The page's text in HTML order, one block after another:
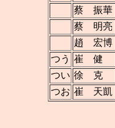
蔡 振華
蔡 明亮
趙 宏博
つう 崔 健
つい 徐 克
つお 崔 天凱